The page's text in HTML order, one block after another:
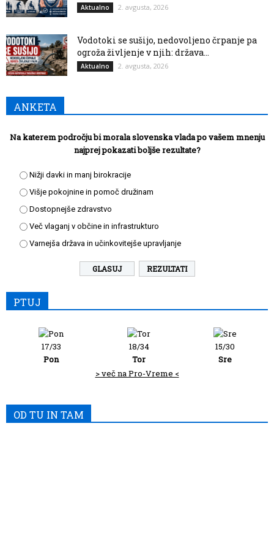
Aktualno 2. avgusta, 2026
Vodotoki se sušijo, nedovoljeno črpanje pa
ogroža življenje v njih: država...
Aktualno 2. avgusta, 2026
ANKETA
Na katerem področju bi morala slovenska vlada po vašem mnenju
najprej pokazati boljše rezultate?
Nižji davki in manj birokracije
Višje pokojnine in pomoč družinam
Dostopnejše zdravstvo
Več vlaganj v občine in infrastrukturo
Varnejša država in učinkovitejše upravljanje
REZULTATI
PTUJ
17/33
Pon
18/34
Tor
15/30
Sre
> več na Pro-Vreme <
OD TU IN TAM